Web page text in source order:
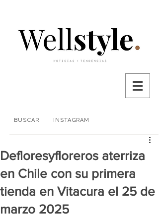
BUSCAR INSTAGRAM
Defloresyfloreros aterriza
en Chile con su primera
tienda en Vitacura el 25 de
marzo 2025